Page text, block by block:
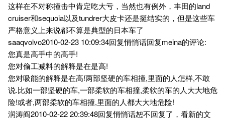
这样在不对称撞击中肯定吃大亏，当然也有例外，丰田的land
cruiser和sequoia以及tundrer大皮卡还是挺结实的，但是这些车
严格意义上来说都不算是典型的日本车了
saaqvolvo2010-02-23 10:09:34回复悄悄话回复meina的评论:
您真是高手中的高手!
您对偷工减料的解释是在是高!
您对吸能的解释是在高!两部坚硬的车相撞,里面的人怎样,不敢
说.比如一部坚硬的车,一部柔软的车相撞,柔软的车的人大大地危
险!或者,两部柔软的车相撞,里面的人都大大地危险!
润涛阎2010-02-22 20:39:48回复悄悄话恕不回复了，看新的文